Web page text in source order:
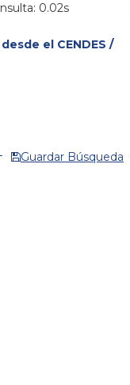
0.02s
el CENDES /
Guardar Búsqueda